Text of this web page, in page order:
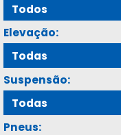
Elevação:
Suspensão:
Pneus: